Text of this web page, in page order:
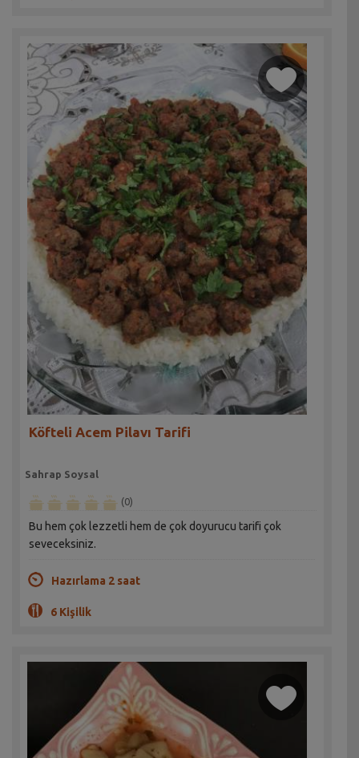
Köfteli Acem Pilavı Tarifi
Sahrap Soysal
(0)
Bu hem çok lezzetli hem de çok doyurucu tarifi çok
seveceksiniz.
Hazırlama 2 saat
6 Kişilik